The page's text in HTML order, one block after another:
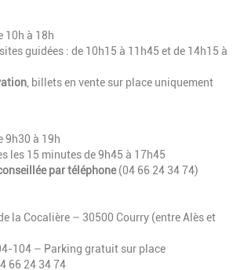
10h à 18h
guidées : de 10h15 à 11h45 et de 14h15 à
, billets en vente sur place uniquement
9h30 à 19h
les 15 minutes de 9h45 à 17h45
par téléphone(04 66 24 34 74)
la Cocalière – 30500 Courry (entre Alès et
104 – Parking gratuit sur place
66 24 34 74